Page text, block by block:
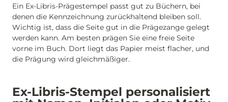
Ein Ex-Libris-Prägestempel passt gut zu Büchern, bei
denen die Kennzeichnung zurückhaltend bleiben soll.
Wichtig ist, dass die Seite gut in die Prägezange gelegt
werden kann. Am besten prägen Sie eine freie Seite
vorne im Buch. Dort liegt das Papier meist flacher, und
die Prägung wird gleichmäßiger.
Ex-Libris-Stempel personalisiert